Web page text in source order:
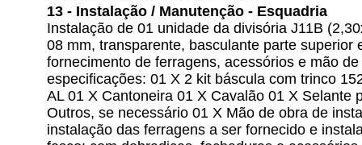
13 - Instalação / Manutenção - Esquadria
Instalação de 01 unidade da divisória J11B
08 mm, transparente, basculante parte superior
fornecimento de ferragens, acessórios e mão
especificações: 01 X 2 kit báscula com trinco
AL 01 X Cantoneira 01 X Cavalão 01 X Selante
Outros, se necessário 01 X Mão de obra de
instalação das ferragens a ser fornecido e